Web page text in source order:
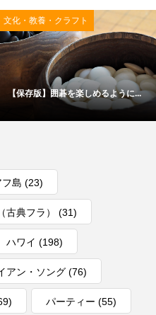
文化・教養・クラフト
【保存版】囲碁を楽しめるように...
フ島 (23)
古典フラ） (31)
ハワイ (198)
アン・ソング(76)
パーティー (55)